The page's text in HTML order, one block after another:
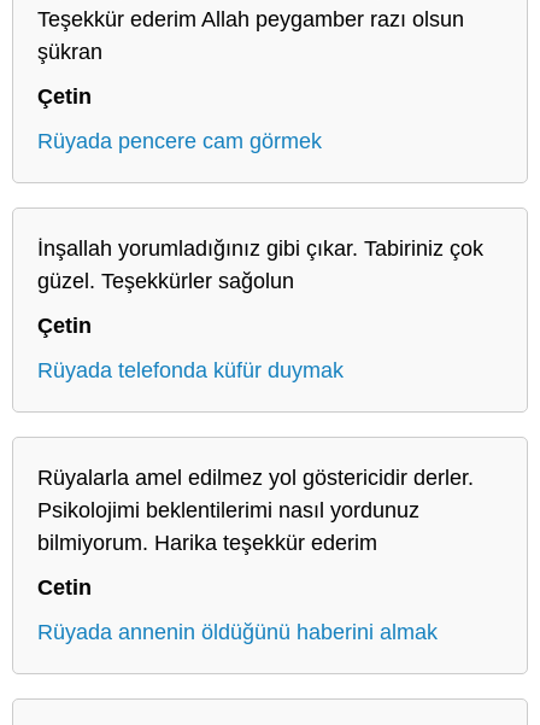
Teşekkür ederim Allah peygamber razı olsun
şükran
Çetin
Rüyada pencere cam görmek
İnşallah yorumladığınız gibi çıkar. Tabiriniz çok
güzel. Teşekkürler sağolun
Çetin
Rüyada telefonda küfür duymak
Rüyalarla amel edilmez yol göstericidir derler.
Psikolojimi beklentilerimi nasıl yordunuz
bilmiyorum. Harika teşekkür ederim
Cetin
Rüyada annenin öldüğünü haberini almak